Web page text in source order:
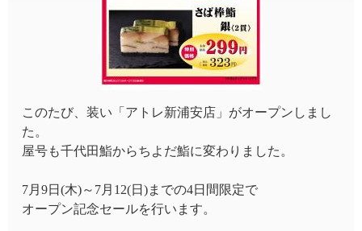
このたび、装い「アトレ新浦安店」がオープンしまし
た。
屋号も千代田鮨からちよだ鮨に変わりました。
7月9日(木)～7月12(日)までの4日間限定で
オープン記念セールを行います。